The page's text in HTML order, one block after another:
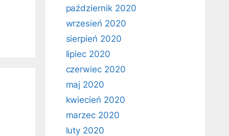
październik 2020
wrzesień 2020
sierpień 2020
lipiec 2020
czerwiec 2020
maj 2020
kwiecień 2020
marzec 2020
luty 2020